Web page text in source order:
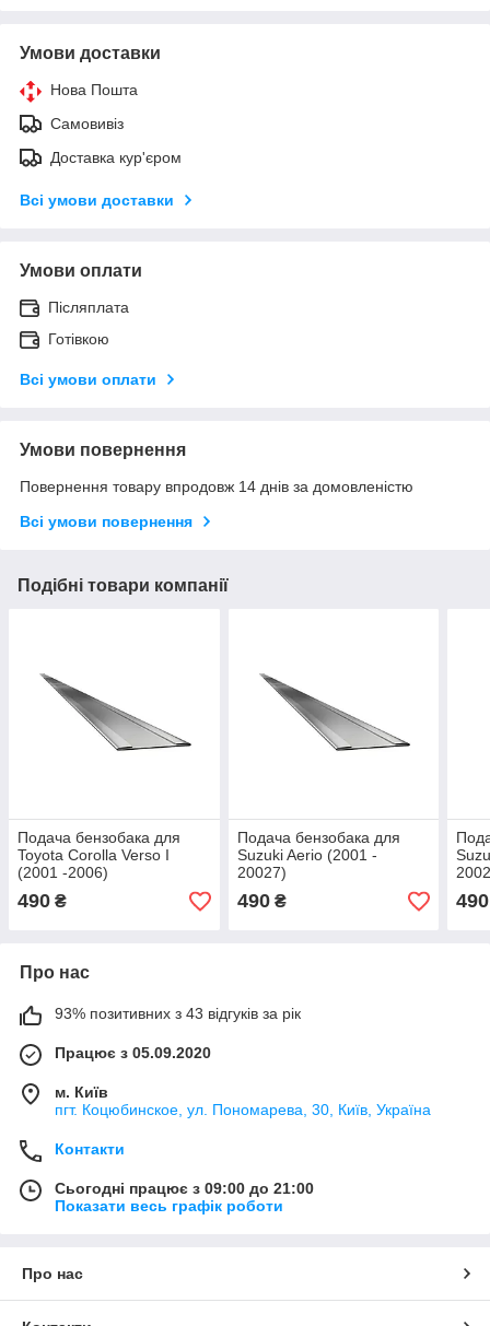
Умови доставки
Нова Пошта
Самовивіз
Доставка кур'єром
Всі умови доставки
Умови оплати
Післяплата
Готівкою
Всі умови оплати
Умови повернення
Повернення товару впродовж 14 днів за домовленістю
Всі умови повернення
Подібні товари компанії
Подача бензобака для
Toyota Corolla Verso I
(2001 -2006)
490 ₴
Подача бензобака для
Suzuki Aerio (2001 -
20027)
490₴ 490
Про нас
93% позитивних з 43 відгуків за рік
Працює з 05.09.2020
м. Київ
пгт. Коцюбинское, ул. Пономарева, 30, Київ, Україна
Контакти
Сьогодні працює з 09:00 до 21:00
Показати весь графік роботи
Про нас